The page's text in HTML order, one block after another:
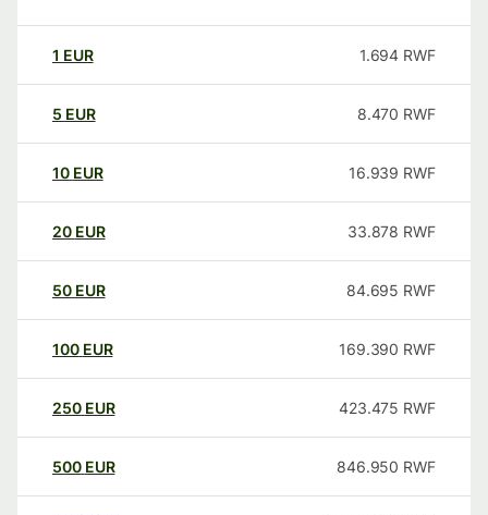
1 EUR 1.694 RWF
5 EUR 8.470 RWF
10 EUR 16.939 RWF
20 EUR 33.878 RWF
50 EUR 84.695 RWF
100 EUR 169.390 RWF
250 EUR 423.475 RWF
500 EUR 846.950 RWF